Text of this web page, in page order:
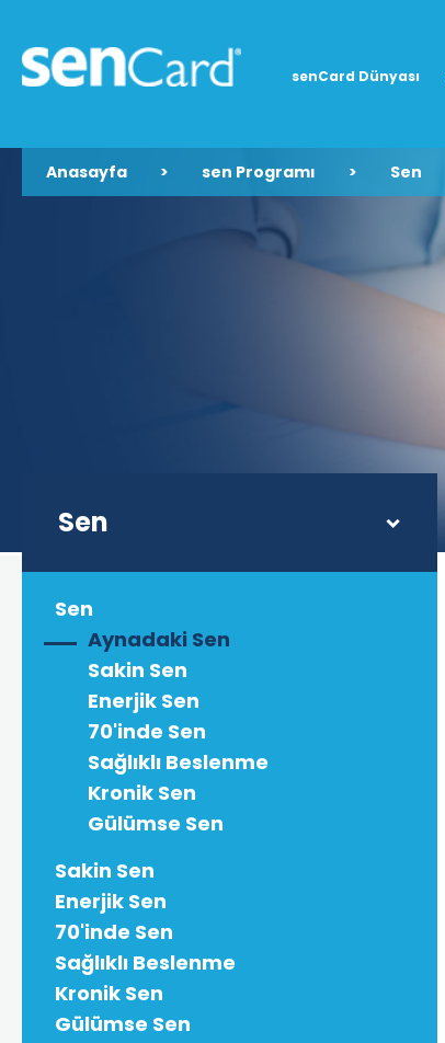
senCard Dünyası
Anasayfa > sen Programı > Sen
Sen
Sen
Aynadaki Sen
Sakin Sen
Enerjik Sen
70'inde Sen
Sağlıklı Beslenme
Kronik Sen
Gülümse Sen
Sakin Sen
Enerjik Sen
70'inde Sen
Sağlıklı Beslenme
Kronik Sen
Gülümse Sen